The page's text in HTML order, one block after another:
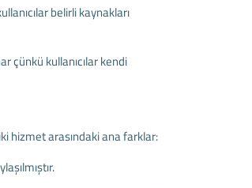
belirli kaynakları
çünkü kullanıcılar kendi
hizmet arasındaki ana farklar: